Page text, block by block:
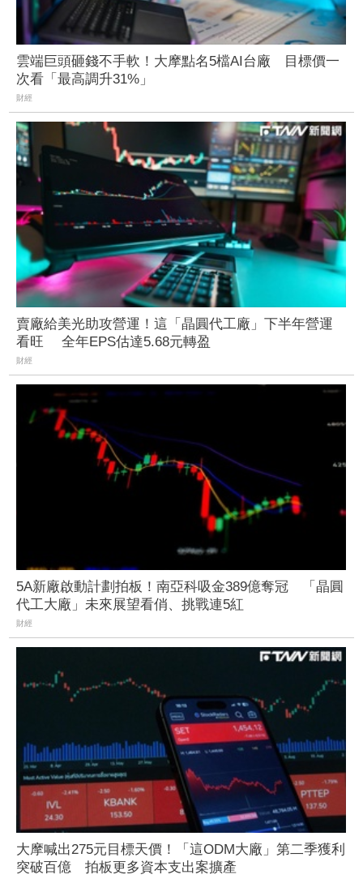
雲端巨頭砸錢不手軟！大摩點名5檔AI台廠 目標價一
次看「最高調升31%」
財經
賣廠給美光助攻營運！這「晶圓代工廠」下半年營運
看旺 全年EPS估達5.68元轉盈
財經
5A新廠啟動計劃拍板！南亞科吸金389億奪冠 「晶圓
代工大廠」未來展望看俏、挑戰連5紅
財經
大摩喊出275元目標天價！「這ODM大廠」第二季獲利
突破百億 拍板更多資本支出案擴產